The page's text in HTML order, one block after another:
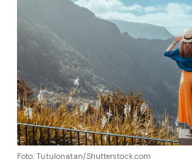
Foto: TutuIonatan/Shutterstock.com